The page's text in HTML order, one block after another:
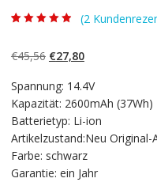
basierend auf
Kundenbewert
(2
€45,56 Ursprünglicher
war:
€45,56
€27,80Aktueller
ist:
€27,80.
Spannung: 14.4V
Kapazität: 2600mAh (37Wh)
Batterietyp: Li-ion
Artikelzustand:Neu Original-
Farbe: schwarz
Garantie: ein Jahr